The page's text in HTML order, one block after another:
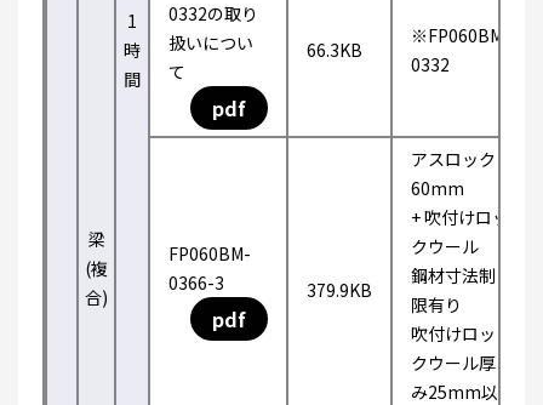
梁
(複
合)
1
時
間
0332の取り
扱いについ
て
pdf
66.3KB
※FP060BM-
0332
FP060BM-
0366-3
pdf
379.9KB
アスロック
60mm
+ 吹付けロッ
クウール
鋼材寸法制
限有り
吹付けロッ
クウール厚
み25mm以